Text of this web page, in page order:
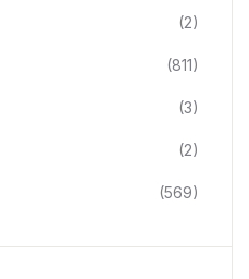
(2)
(811)
(3)
(2)
(569)